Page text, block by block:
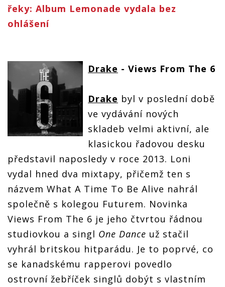
řeky: Album Lemonade vydala bez
ohlášení
Drake - Views From The 6
Drake byl v poslední době
ve vydávání nových
skladeb velmi aktivní, ale
klasickou řadovou desku
představil naposledy v roce 2013. Loni
vydal hned dva mixtapy, přičemž ten s
názvem What A Time To Be Alive nahrál
společně s kolegou Futurem. Novinka
Views From The 6 je jeho čtvrtou řádnou
studiovkou a singl One Dance už stačil
vyhrál britskou hitparádu. Je to poprvé, co
se kanadskému rapperovi povedlo
ostrovní žebříček singlů dobýt s vlastním